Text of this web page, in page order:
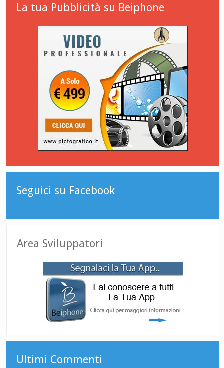
La tua Pubblicità su Beiphone
Seguici su Facebook
Area Sviluppatori
Ultimi Commenti